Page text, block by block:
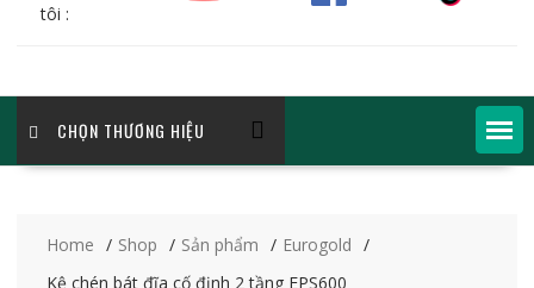
tôi :
CHỌN THƯƠNG HIỆU
Home Shop Sản phẩm
Eurogold
Kệ chén bát đĩa cố định 2 tầng EPS600